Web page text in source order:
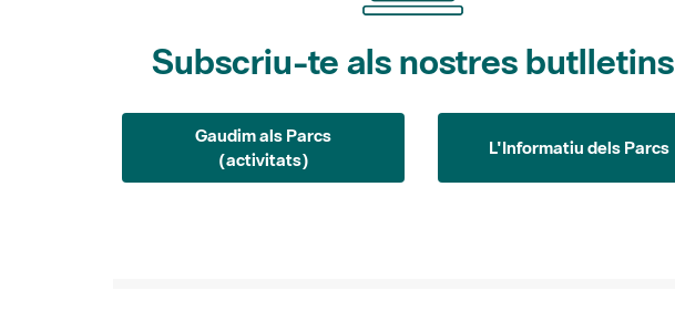
Subscriu-te als nostres butlletins
Gaudim als Parcs
(activitats)
L'Informatiu dels Parcs